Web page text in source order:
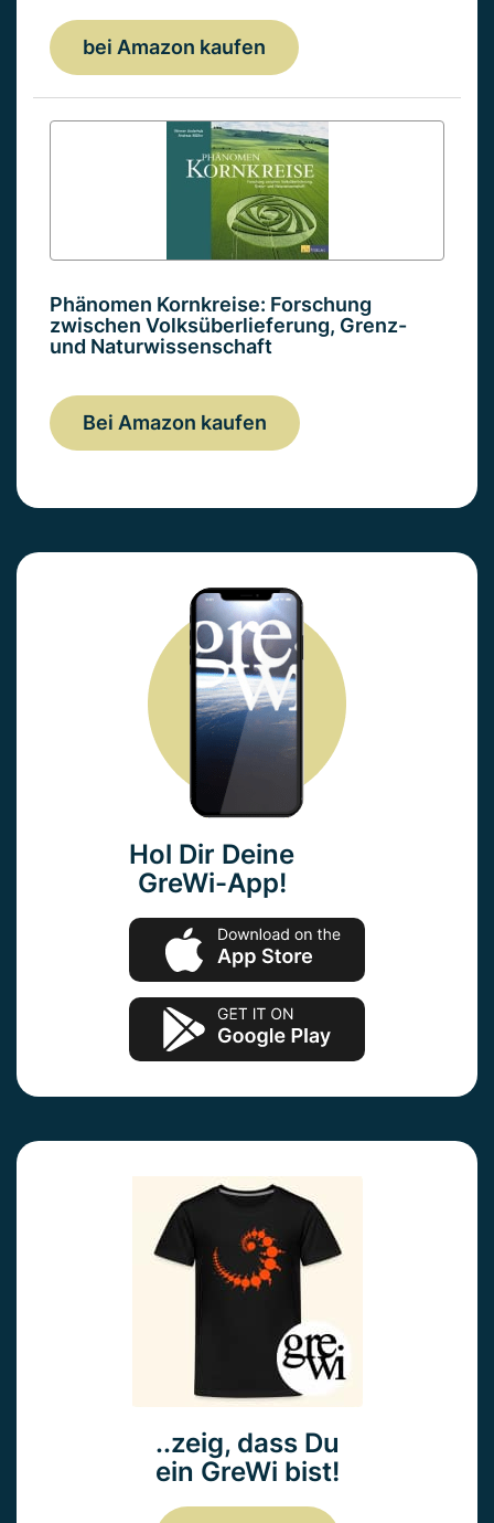
bei Amazon kaufen
Phänomen Kornkreise: Forschung
zwischen Volksüberlieferung, Grenz-
und Naturwissenschaft
Bei Amazon kaufen
Hol Dir Deine
GreWi-App!
..zeig, dass Du
ein GreWi bist!